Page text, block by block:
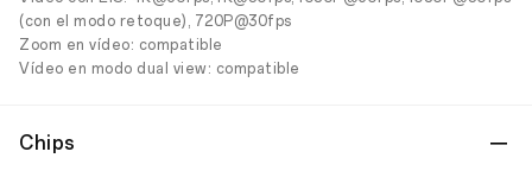
(con el modo retoque), 720P@30fps
Zoom en vídeo: compatible
Vídeo en modo dual view: compatible
Chips